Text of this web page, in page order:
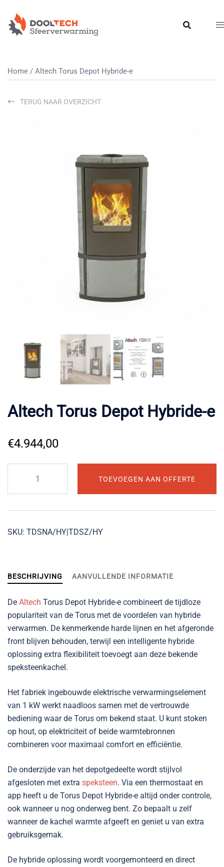
naar
Home / Altech Torus Depot Hybride-e
TERUG NAAR OVERZICHT
Altech Torus Depot Hybride-e
€4.944,00
Depot
Hybride-
aantal
TOEVOEGEN AAN OFFERTE
SKU: TDSNA/HY|TDSZ/HY
BESCHRIJVING AANVULLENDE INFORMATIE
De Altech Torus Depot Hybride-e combineert de tijdloze
populariteit van de Torus met de voordelen van hybride
verwarmen. De kenmerkende harde lijnen en het afgeronde
front blijven behouden, terwijl een intelligente hybride
oplossing extra flexibiliteit toevoegt aan deze bekende
speksteenkachel.
Het fabriek ingebouwde elektrische verwarmingselement
van 1 kW werkt naadloos samen met de vertrouwde
bediening waar de Torus om bekend staat. U kunt stoken
op hout, op elektriciteit of beide warmtebronnen
combineren voor maximaal comfort en efficiëntie.
De onderzijde van het depotgedeelte wordt stijlvol
afgesloten met extra speksteen. Via een thermostaat en
app heeft u de Torus Depot Hybride-e altijd onder controle,
ook wanneer u nog onderweg bent. Zo bepaalt u zelf
wanneer de kachel warmte afgeeft en geniet u van extra
gebruiksgemak.
De hybride oplossing wordt voorgemonteerd en direct